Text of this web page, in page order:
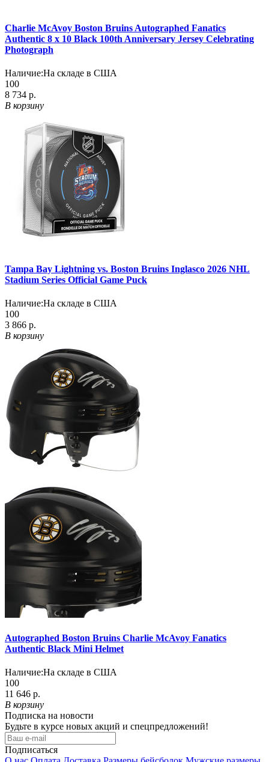
Charlie McAvoy Boston Bruins Autographed Fanatics
Authentic 8 x 10 Black 100th Anniversary Jersey Celebrating
Photograph
Наличие:На складе в США
100
8 734 р.
В корзину
Tampa Bay Lightning vs. Boston Bruins Inglasco 2026 NHL
Stadium Series Official Game Puck
Наличие:На складе в США
100
3 866 р.
В корзину
Autographed Boston Bruins Charlie McAvoy Fanatics
Authentic Black Mini Helmet
Наличие:На складе в США
100
11 646 р.
В корзину
Подписка на новости
Будьте в курсе новых акций и спецпредложений!
Подписаться